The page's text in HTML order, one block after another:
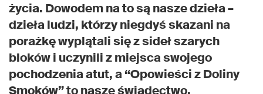
życia. Dowodem na to są nasze dzieła –
dzieła ludzi, którzy niegdyś skazani na
porażkę wyplątali się z sideł szarych
bloków i uczynili z miejsca swojego
pochodzenia atut, a “Opowieści z Doliny
Smoków” to nasze świadectwo.